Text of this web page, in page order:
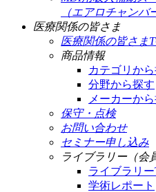
（エアロチャンバ
医療関係の皆さま
医療関係の皆さま
商品情報
カテゴリか
分野から探す
メーカーか
保守・点検
お問い合わせ
セミナー申し込み
ライブラリー（会
ライブラリ
学術レポート